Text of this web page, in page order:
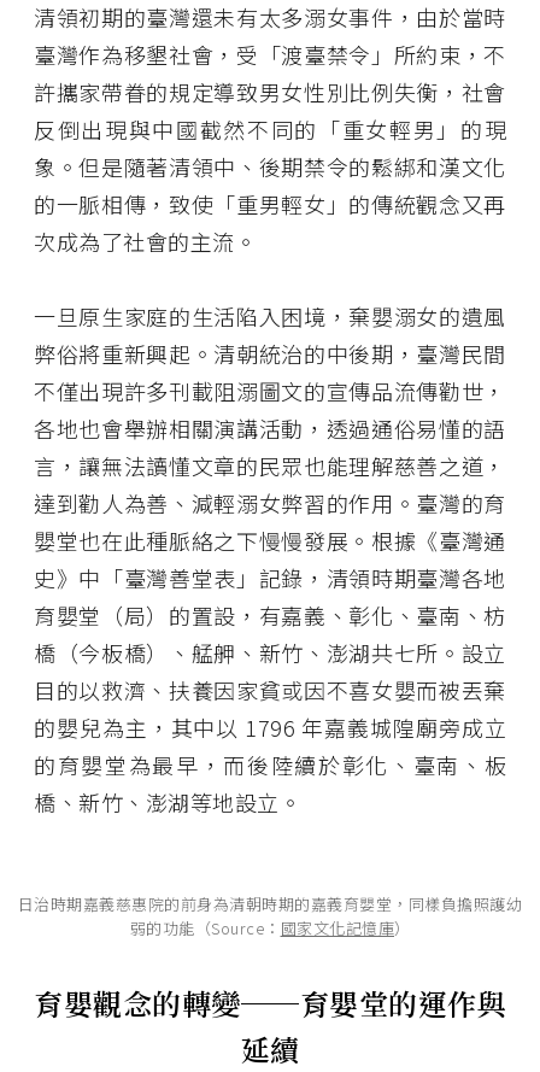
清領初期的臺灣還未有太多溺女事件，由於當時
臺灣作為移墾社會，受「渡臺禁令」所約束，不
許攜家帶眷的規定導致男女性別比例失衡，社會
反倒出現與中國截然不同的「重女輕男」的現
象。但是隨著清領中、後期禁令的鬆綁和漢文化
的一脈相傳，致使「重男輕女」的傳統觀念又再
次成為了社會的主流。
一旦原生家庭的生活陷入困境，棄嬰溺女的遺風
弊俗將重新興起。清朝統治的中後期，臺灣民間
不僅出現許多刊載阻溺圖文的宣傳品流傳勸世，
各地也會舉辦相關演講活動，透過通俗易懂的語
言，讓無法讀懂文章的民眾也能理解慈善之道，
達到勸人為善、減輕溺女弊習的作用。臺灣的育
嬰堂也在此種脈絡之下慢慢發展。根據《臺灣通
史》中「臺灣善堂表」記錄，清領時期臺灣各地
育嬰堂（局）的置設，有嘉義、彰化、臺南、枋
橋（今板橋）、艋舺、新竹、澎湖共七所。設立
目的以救濟、扶養因家貧或因不喜女嬰而被丟棄
的嬰兒為主，其中以 1796 年嘉義城隍廟旁成立
的育嬰堂為最早，而後陸續於彰化、臺南、板
橋、新竹、澎湖等地設立。
日治時期嘉義慈惠院的前身為清朝時期的嘉義育嬰堂，同樣負擔照護幼
弱的功能（Source： 國家文化記憶庫）
育嬰觀念的轉變──育嬰堂的運作與
延續